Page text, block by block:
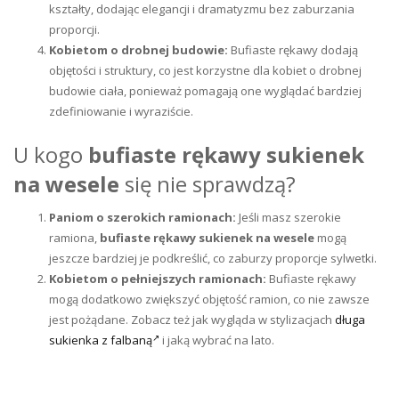
kształty, dodając elegancji i dramatyzmu bez zaburzania
proporcji.
Kobietom o drobnej budowie: Bufiaste rękawy dodają
objętości i struktury, co jest korzystne dla kobiet o drobnej
budowie ciała, ponieważ pomagają one wyglądać bardziej
zdefiniowanie i wyraziście.
U kogo bufiaste rękawy sukienek
na wesele się nie sprawdzą?
Paniom o szerokich ramionach: Jeśli masz szerokie
ramiona, bufiaste rękawy sukienek na wesele mogą
jeszcze bardziej je podkreślić, co zaburzy proporcje sylwetki.
Kobietom o pełniejszych ramionach: Bufiaste rękawy
mogą dodatkowo zwiększyć objętość ramion, co nie zawsze
jest pożądane. Zobacz też jak wygląda w stylizacjach długa
sukienka z falbaną
i jaką wybrać na lato.